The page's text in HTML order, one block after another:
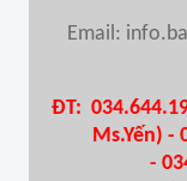
Email:
ĐT:
Ms.Yến) -
-